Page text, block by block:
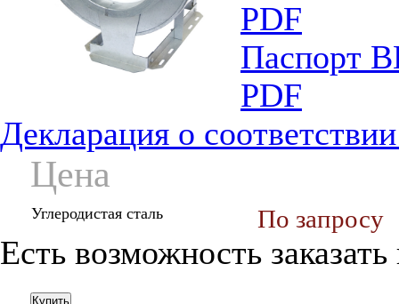
PDF
Паспорт
PDF
Декларация о
Цена
Углеродистая сталь По запросу
Есть возможность
Купить